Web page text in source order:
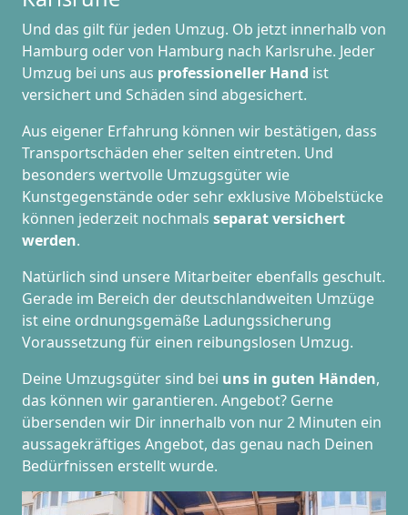
Und das gilt für jeden Umzug. Ob jetzt innerhalb von
Hamburg oder von Hamburg nach Karlsruhe. Jeder
Umzug bei uns aus professioneller Hand ist
versichert und Schäden sind abgesichert.
Aus eigener Erfahrung können wir bestätigen, dass
Transportschäden eher selten eintreten. Und
besonders wertvolle Umzugsgüter wie
Kunstgegenstände oder sehr exklusive Möbelstücke
können jederzeit nochmals separat versichert
werden.
Natürlich sind unsere Mitarbeiter ebenfalls geschult.
Gerade im Bereich der deutschlandweiten Umzüge
ist eine ordnungsgemäße Ladungssicherung
Voraussetzung für einen reibungslosen Umzug.
Deine Umzugsgüter sind bei uns in guten Händen,
das können wir garantieren. Angebot? Gerne
übersenden wir Dir innerhalb von nur 2 Minuten ein
aussagekräftiges Angebot, das genau nach Deinen
Bedürfnissen erstellt wurde.